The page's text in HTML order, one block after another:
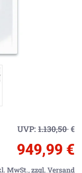
UVP: 1.130,50€
949,99 €
MwSt.,zzgl. Versand